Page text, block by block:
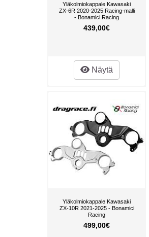
Yläkolmiokappale Kawasaki
ZX-6R 2020-2025 Racing-malli
- Bonamici Racing
439,00€
Näytä
Yläkolmiokappale Kawasaki
ZX-10R 2021-2025 - Bonamici
Racing
499,00€